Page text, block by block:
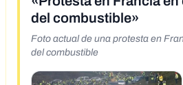
del combustible»
Foto actual de una protesta en
del combustible